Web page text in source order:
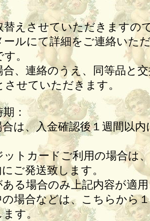
替えさせていただきますの
ールにて詳細をご連絡いた
。
、連絡のうえ、同等品と
せていただきます。
期：
は、入金確認後１週間以内
トカードご利用の場合は
にご発送致します。
る場合のみ上記内容が適
場合などは、こちらから
ます。